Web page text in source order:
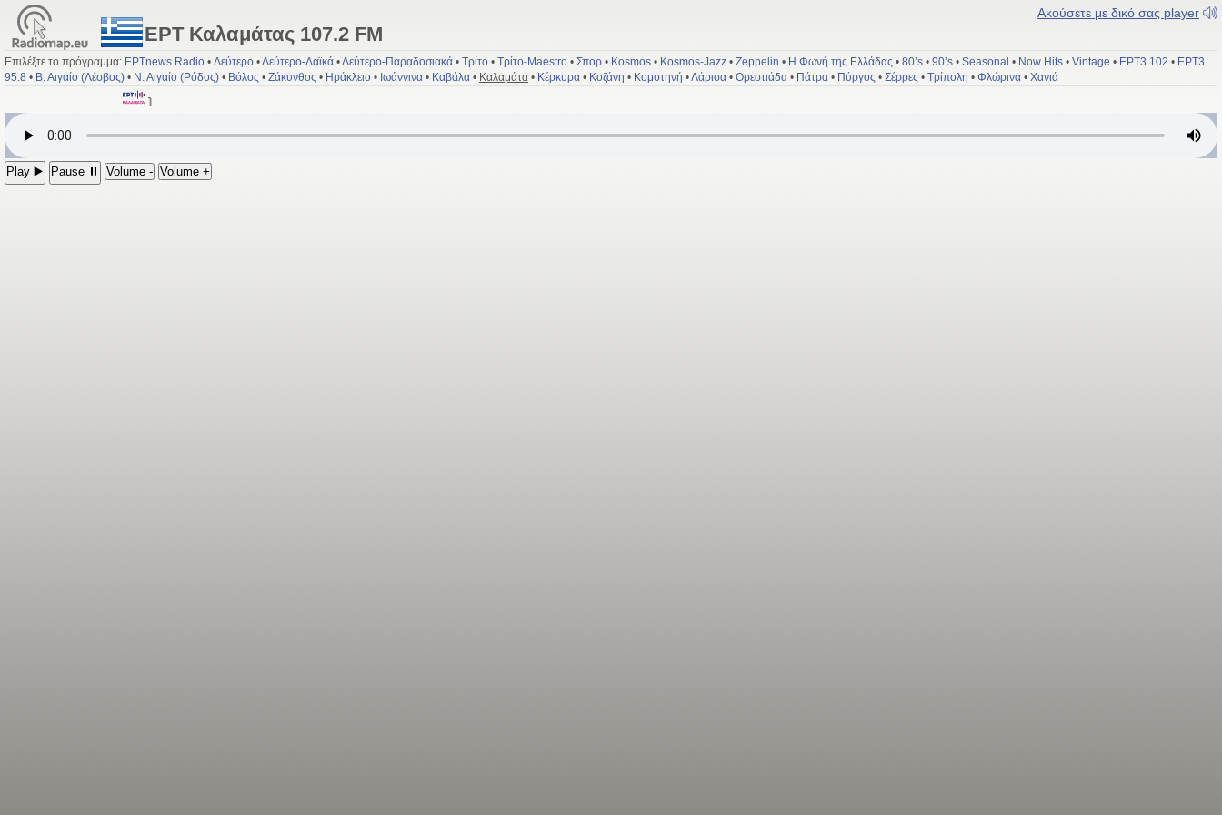
Ακούσετε με δικό σας player
ΕΡΤ Καλαμάτας 107.2 FM
Επιλέξτε το πρόγραμμα: ΕΡΤnews Radio • Δεύτερο •Δεύτερο-Λαϊκά •Δεύτερο-Παραδοσιακά • Τρίτο • Τρίτο-Maestro • Σπορ • Kosmos • Kosmos-Jazz • Zeppelin • Η Φωνή της Ελλάδας • 80’s • 90’s • Seasonal • Now Hits • Vintage • ΕΡΤ3 102 • ΕΡΤ3
95.8 • Β. Αιγαίο (Λέσβος) • Ν. Αιγαίο (Ρόδος) • Βόλος • Ζάκυνθος • Ηράκλειο • Ιωάννινα • Καβάλα • Καλαμάτα • Κέρκυρα • Κοζάνη • Κομοτηνή •Λάρισα • Ορεστιάδα • Πάτρα • Πύργος • Σέρρες • Τρίπολη • Φλώρινα • Χανιά
Play ▶️ Pause ⏸ Volume - Volume +